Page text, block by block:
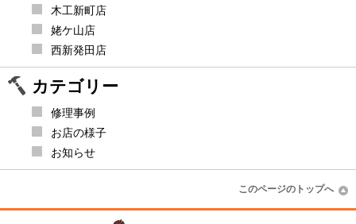
木工新町店
姥ケ山店
西新発田店
カテゴリー
修理事例
お店の様子
お知らせ
このページのトップへ